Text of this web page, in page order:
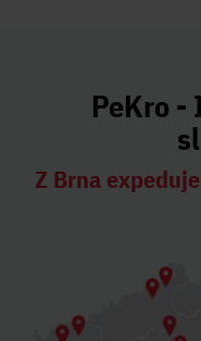
PeKro -
Z Brna